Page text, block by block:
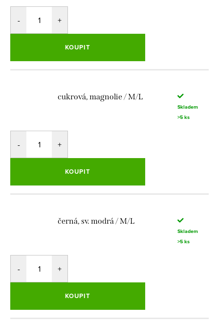
KOUPIT
cukrová, magnolie / M/L
Skladem
>5 ks
KOUPIT
černá, sv. modrá / M/L
Skladem
>5 ks
KOUPIT